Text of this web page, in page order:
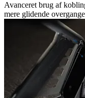
Avanceret brug af
mere glidende overgange